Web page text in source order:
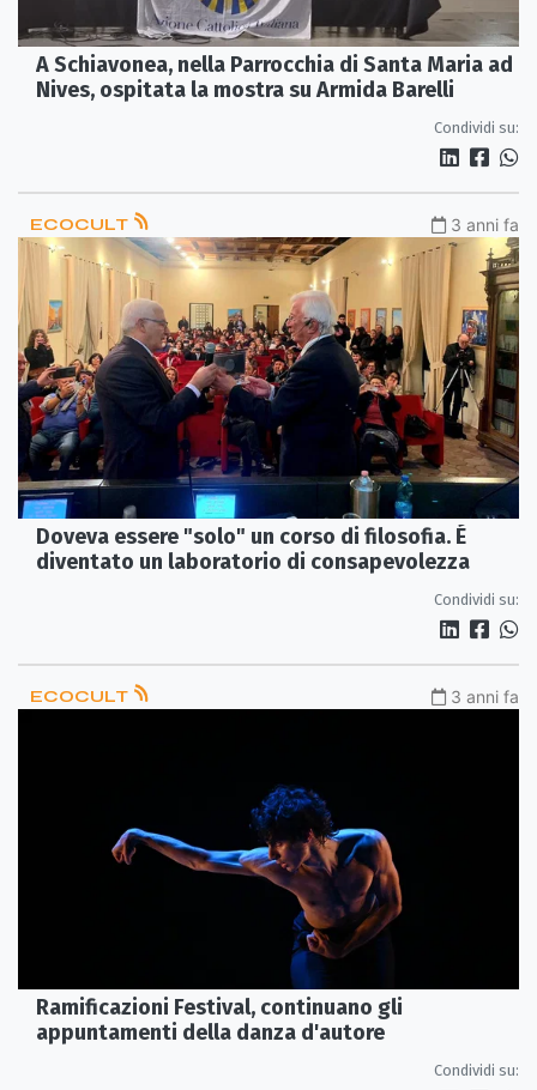
A Schiavonea, nella Parrocchia di Santa Maria ad
Nives, ospitata la mostra su Armida Barelli
Condividi su:
ECOCULT 3 anni fa
Doveva essere "solo" un corso di filosofia. É
diventato un laboratorio di consapevolezza
Condividi su:
ECOCULT 3 anni fa
Ramificazioni Festival, continuano gli
appuntamenti della danza d'autore
Condividi su: